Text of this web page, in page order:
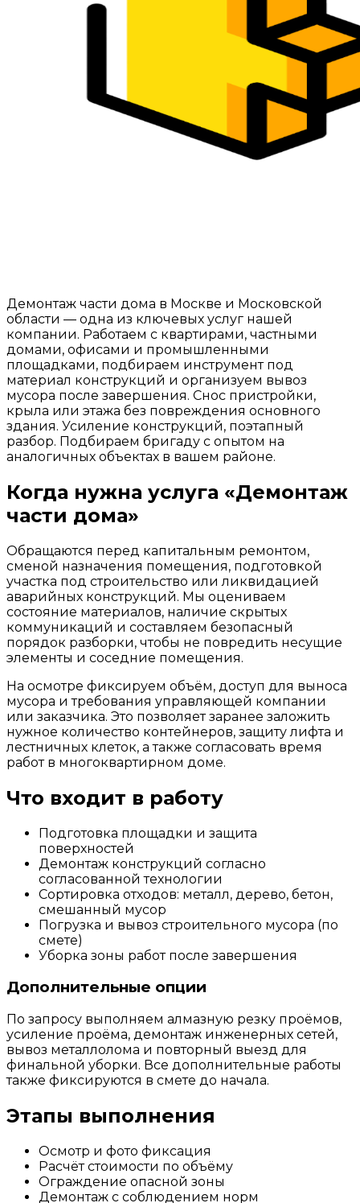
Демонтаж части дома в Москве и Московской
области — одна из ключевых услуг нашей
компании. Работаем с квартирами, частными
домами, офисами и промышленными
площадками, подбираем инструмент под
материал конструкций и организуем вывоз
мусора после завершения. Снос пристройки,
крыла или этажа без повреждения основного
здания. Усиление конструкций, поэтапный
разбор. Подбираем бригаду с опытом на
аналогичных объектах в вашем районе.
Когда нужна услуга «Демонтаж
части дома»
Обращаются перед капитальным ремонтом,
сменой назначения помещения, подготовкой
участка под строительство или ликвидацией
аварийных конструкций. Мы оцениваем
состояние материалов, наличие скрытых
коммуникаций и составляем безопасный
порядок разборки, чтобы не повредить несущие
элементы и соседние помещения.
На осмотре фиксируем объём, доступ для выноса
мусора и требования управляющей компании
или заказчика. Это позволяет заранее заложить
нужное количество контейнеров, защиту лифта и
лестничных клеток, а также согласовать время
работ в многоквартирном доме.
Что входит в работу
Подготовка площадки и защита
поверхностей
Демонтаж конструкций согласно
согласованной технологии
Сортировка отходов: металл, дерево, бетон,
смешанный мусор
Погрузка и вывоз строительного мусора (по
смете)
Уборка зоны работ после завершения
Дополнительные опции
По запросу выполняем алмазную резку проёмов,
усиление проёма, демонтаж инженерных сетей,
вывоз металлолома и повторный выезд для
финальной уборки. Все дополнительные работы
также фиксируются в смете до начала.
Этапы выполнения
Осмотр и фото фиксация
Расчёт стоимости по объёму
Ограждение опасной зоны
Демонтаж с соблюдением норм